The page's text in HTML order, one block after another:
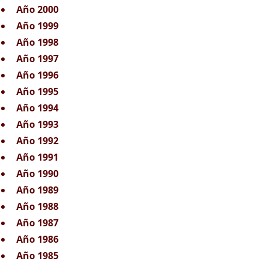
Año 2000
Año 1999
Año 1998
Año 1997
Año 1996
Año 1995
Año 1994
Año 1993
Año 1992
Año 1991
Año 1990
Año 1989
Año 1988
Año 1987
Año 1986
Año 1985